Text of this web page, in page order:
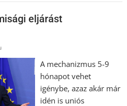
eljárást
A mechanizmus 5-9
hónapot vehet
igénybe, azaz akár már
idén is uniós